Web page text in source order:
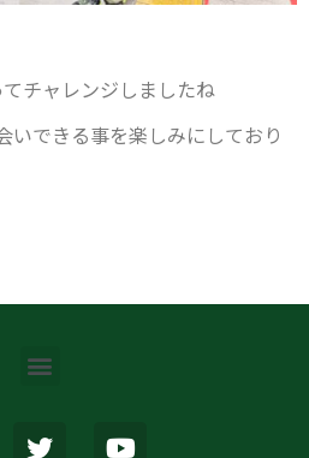
チャレンジしましたね
いできる事を楽しみにしており